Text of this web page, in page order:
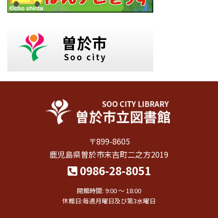
〒899-8605
鹿児島県曽於市末吉町二之方2019
0986-28-8051
開館時間: 9:00 〜 18:00
休館日:毎週月曜日及び第3水曜日